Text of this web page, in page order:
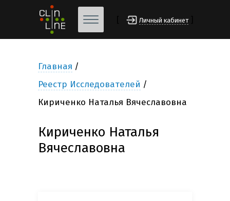
Личный кабинет
Главная
Реестр Исследователей
Кириченко Наталья Вячеславовна
Кириченко Наталья
Вячеславовна